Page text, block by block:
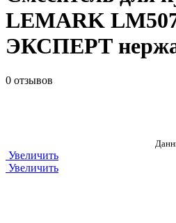
LEMARK
ЭКСПЕРТ
0 отзывов
Увеличить
Увеличить